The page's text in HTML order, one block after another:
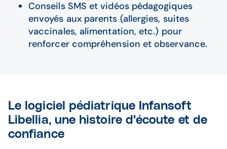
Conseils SMS et vidéos pédagogiques
envoyés aux parents (allergies, suites
vaccinales, alimentation, etc.) pour
renforcer compréhension et observance.
Le logiciel pédiatrique Infansoft
Libellia, une histoire d'écoute et de
confiance